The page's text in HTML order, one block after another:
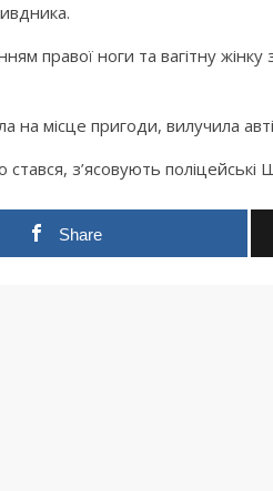
правої ноги та вагітну жінку
на місце пригоди, вилучила
з’ясовують поліцейські
Share